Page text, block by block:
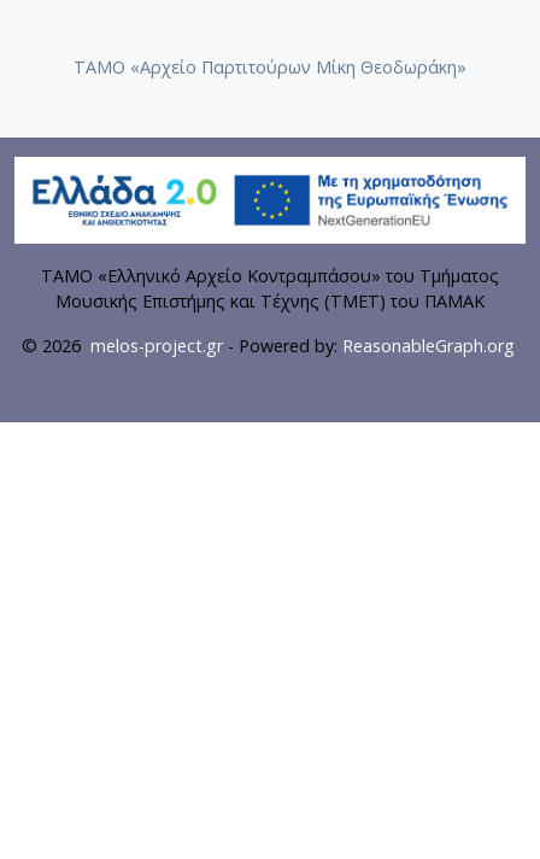
ΤΑΜΟ «Αρχείο Παρτιτούρων Μίκη Θεοδωράκη»
ΤΑΜΟ «Ελληνικό Αρχείο Κοντραμπάσου» του Τμήματος
Μουσικής Επιστήμης και Τέχνης (ΤΜΕΤ) του ΠΑΜΑΚ
© 2026 melos-project.gr- Powered by: ReasonableGraph.org